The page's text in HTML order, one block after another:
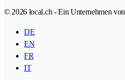
© 2026 local.ch - Ein Unternehmen von
DE
EN
FR
IT